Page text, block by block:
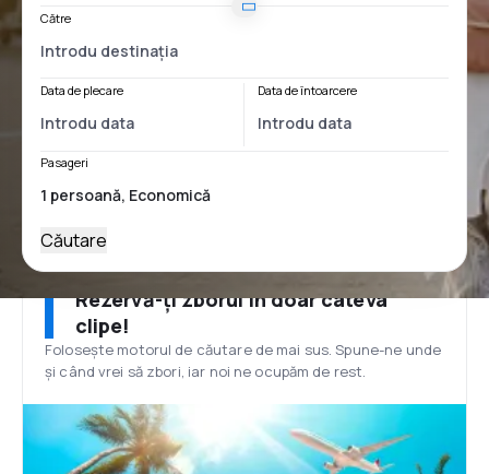
Către
Data de plecare Data de întoarcere
Pasageri
Căutare
Rezervă-ți zborul în doar câteva
clipe!
Folosește motorul de căutare de mai sus. Spune-ne unde
și când vrei să zbori, iar noi ne ocupăm de rest.